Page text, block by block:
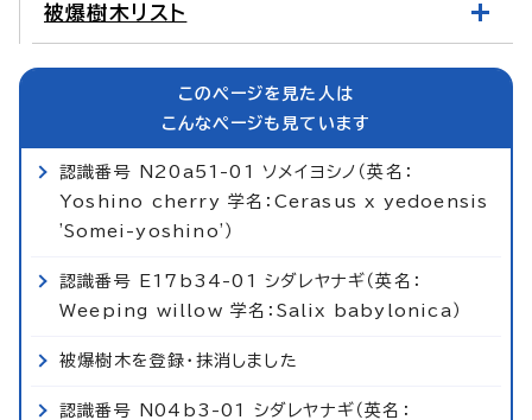
被爆樹木リスト
このページを見た人は
こんなページも見ています
認識番号 N20a51-01 ソメイヨシノ（英名：
Yoshino cherry 学名：Cerasus x yedoensis
'Somei-yoshino'）
認識番号 E17b34-01 シダレヤナギ（英名：
Weeping willow 学名：Salix babylonica）
被爆樹木を登録・抹消しました
認識番号 N04b3-01 シダレヤナギ（英名：